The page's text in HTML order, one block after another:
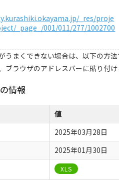
_res/proje
_page_/001/011/277/1002700
うまくできない場合は、以下の方法
ブラウザのアドレスバーに貼り付
情報
値
2025年03月28日
2025年01月30日
XLS